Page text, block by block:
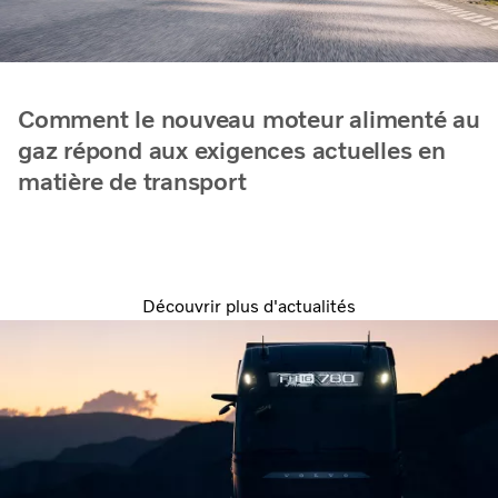
Comment le nouveau moteur alimenté au
gaz répond aux exigences actuelles en
matière de transport
Découvrir plus d'actualités